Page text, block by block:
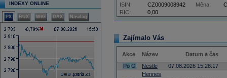
INDEXY ONLINE
PX BUX WIG DAX Nasdaq
RIC: 0,00
ISIN: CZ0009008942 Měna:
Zajímalo Vás
Akce Název
Datum a čas
Po O Nestle 07.08.2026 15:28:17
Hennes